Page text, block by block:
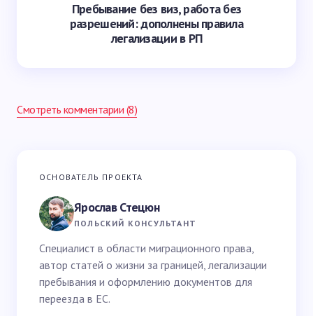
Пребывание без виз, работа без
разрешений: дополнены правила
легализации в РП
Смотреть комментарии (8)
Ваш адрес email не будет опубликован.
Ваше имя *
Email *
ОСНОВАТЕЛЬ ПРОЕКТА
Ярослав Стецюн
ПОЛЬСКИЙ КОНСУЛЬТАНТ
Специалист в области миграционного права,
автор статей о жизни за границей, легализации
пребывания и оформлению документов для
переезда в ЕС.